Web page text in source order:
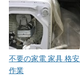
不要の家電 家具 格
作業